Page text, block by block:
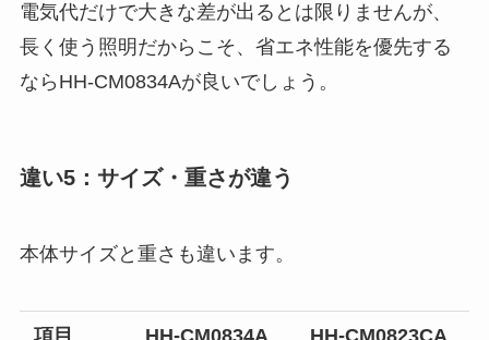
電気代だけで大きな差が出るとは限りませんが、
長く使う照明だからこそ、省エネ性能を優先する
ならHH-CM0834Aが良いでしょう。
違い5：サイズ・重さが違う
本体サイズと重さも違います。
項目 HH-CM0834A HH-CM0823CA